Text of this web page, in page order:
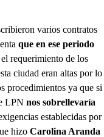
varios contratos
que en ese periodo
requerimiento de los
ciudad eran altas por lo
procedimientos ya que si
LPN nos sobrellevaría
establecidas por
hizo Carolina Aranda